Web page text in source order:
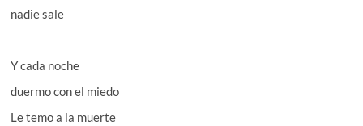
nadie sale
Y cada noche
duermo con el miedo
Le temo a la muerte